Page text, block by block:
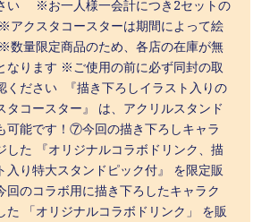
い ※お一人様一会計につき2セットの
アクスタコースターは期間によって絵
数量限定商品のため、各店の在庫が無
なります ※ご使用の前に必ず同封の取
ください 『描き下ろしイラスト入りの
タコースター』 は、アクリルスタンド
可能です！⑦今回の描き下ろしキャラ
した 『オリジナルコラボドリンク、描
入り特大スタンドピック付』 を限定販
回のコラボ用に描き下ろしたキャラク
た 「オリジナルコラボドリンク」 を販